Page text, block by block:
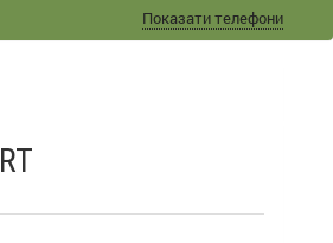
Показати телефони